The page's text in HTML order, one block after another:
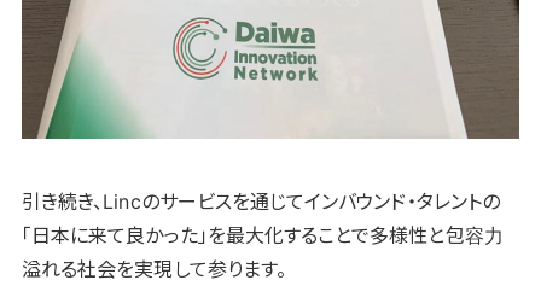
引き続き、Lincのサービスを通じてインバウンド・タレントの
「日本に来て良かった」を最大化することで多様性と包容力
溢れる社会を実現して参ります。